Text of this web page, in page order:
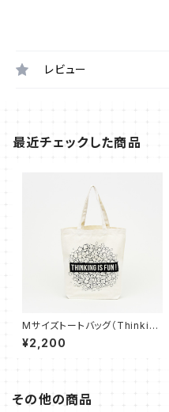
レビュー
最近チェックした商品
Mサイズトートバッグ（Thinking
is Fun!）
¥2,200
その他の商品